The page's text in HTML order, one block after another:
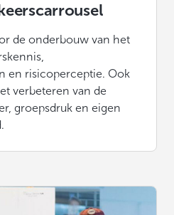
de onderbouw van het
en risicoperceptie. Ook
verbeteren van de
groepsdruk en eigen